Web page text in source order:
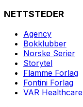
NETTSTEDER
Agency
Bokklubber
Norske Serier
Storytel
Flamme Forlag
Fontini Forlag
VAR Healthcare